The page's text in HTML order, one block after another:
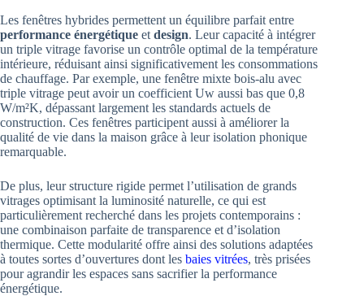
Les fenêtres hybrides permettent un équilibre parfait entre
performance énergétique et design. Leur capacité à intégrer
un triple vitrage favorise un contrôle optimal de la température
intérieure, réduisant ainsi significativement les consommations
de chauffage. Par exemple, une fenêtre mixte bois-alu avec
triple vitrage peut avoir un coefficient Uw aussi bas que 0,8
W/m²K, dépassant largement les standards actuels de
construction. Ces fenêtres participent aussi à améliorer la
qualité de vie dans la maison grâce à leur isolation phonique
remarquable.
De plus, leur structure rigide permet l’utilisation de grands
vitrages optimisant la luminosité naturelle, ce qui est
particulièrement recherché dans les projets contemporains :
une combinaison parfaite de transparence et d’isolation
thermique. Cette modularité offre ainsi des solutions adaptées
à toutes sortes d’ouvertures dont les baies vitrées, très prisées
pour agrandir les espaces sans sacrifier la performance
énergétique.